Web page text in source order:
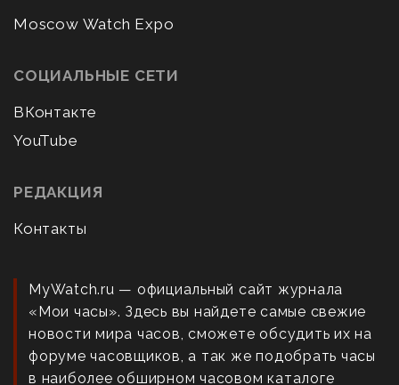
Moscow Watch Expo
СОЦИАЛЬНЫЕ СЕТИ
ВКонтакте
YouTube
РЕДАКЦИЯ
Контакты
MyWatch.ru — официальный сайт журнала
«Мои часы». Здесь вы найдете самые свежие
новости мира часов, сможете обсудить их на
форуме часовщиков, а так же подобрать часы
в наиболее обширном часовом каталоге